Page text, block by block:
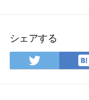
シェアする
で